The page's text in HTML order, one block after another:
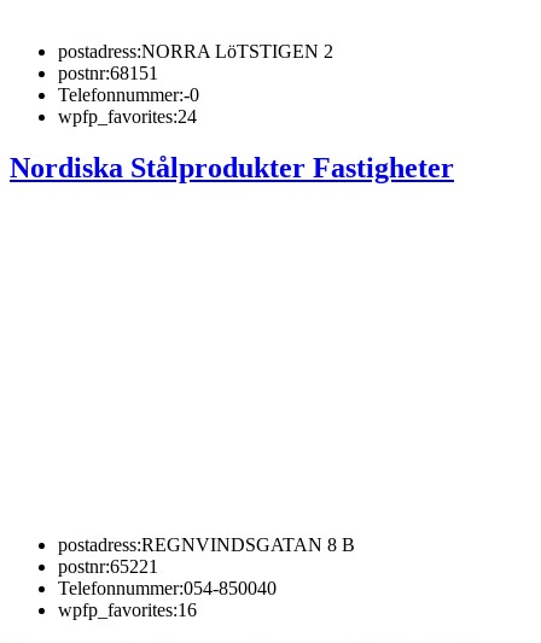
postadress:NORRA LöTSTIGEN 2
postnr:68151
Telefonnummer:-0
wpfp_favorites:24
Nordiska Stålprodukter Fastigheter
postadress:REGNVINDSGATAN 8 B
postnr:65221
Telefonnummer:054-850040
wpfp_favorites:16